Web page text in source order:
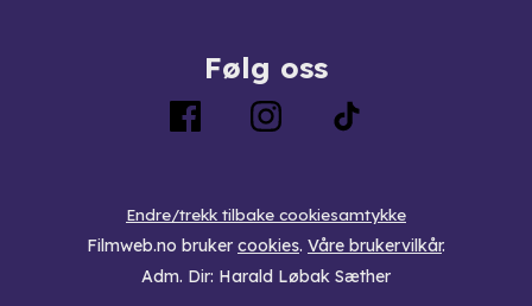
Følg oss
Endre/trekk tilbake cookiesamtykke
Filmweb.no bruker cookies. Våre brukervilkår.
Adm. Dir: Harald Løbak Sæther